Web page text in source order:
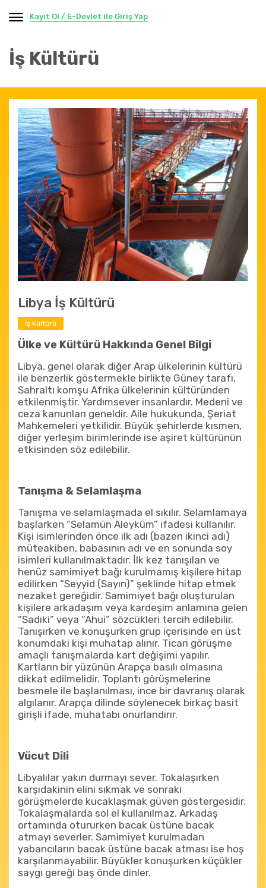
Kayıt Ol / E-Devlet ile Giriş Yap
İş Kültürü
Libya İş Kültürü
İş Kültürü
Ülke ve Kültürü Hakkında Genel Bilgi
Libya, genel olarak diğer Arap ülkelerinin kültürü
ile benzerlik göstermekle birlikte Güney tarafı,
Sahraltı komşu Afrika ülkelerinin kültüründen
etkilenmiştir. Yardımsever insanlardır. Medeni ve
ceza kanunları geneldir. Aile hukukunda, Şeriat
Mahkemeleri yetkilidir. Büyük şehirlerde kısmen,
diğer yerleşim birimlerinde ise aşiret kültürünün
etkisinden söz edilebilir.
Tanışma & Selamlaşma
Tanışma ve selamlaşmada el sıkılır. Selamlamaya
başlarken “Selamün Aleyküm” ifadesi kullanılır.
Kişi isimlerinden önce ilk adı (bazen ikinci adı)
müteakiben, babasının adı ve en sonunda soy
isimleri kullanılmaktadır. İlk kez tanışılan ve
henüz samimiyet bağı kurulmamış kişilere hitap
edilirken “Seyyid (Sayın)” şeklinde hitap etmek
nezaket gereğidir. Samimiyet bağı oluşturulan
kişilere arkadaşım veya kardeşim anlamına gelen
“Sadıki” veya “Ahui” sözcükleri tercih edilebilir.
Tanışırken ve konuşurken grup içerisinde en üst
konumdaki kişi muhatap alınır. Ticari görüşme
amaçlı tanışmalarda kart değişimi yapılır.
Kartların bir yüzünün Arapça basılı olmasına
dikkat edilmelidir. Toplantı görüşmelerine
besmele ile başlanılması, ince bir davranış olarak
algılanır. Arapça dilinde söylenecek birkaç basit
girişli ifade, muhatabı onurlandırır.
Vücut Dili
Libyalılar yakın durmayı sever. Tokalaşırken
karşıdakinin elini sıkmak ve sonraki
görüşmelerde kucaklaşmak güven göstergesidir.
Tokalaşmalarda sol el kullanılmaz. Arkadaş
ortamında otururken bacak üstüne bacak
atmayı severler. Samimiyet kurulmadan
yabancıların bacak üstüne bacak atması ise hoş
karşılanmayabilir. Büyükler konuşurken küçükler
saygı gereği baş önde dinler.